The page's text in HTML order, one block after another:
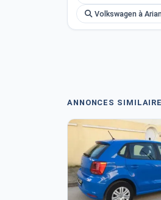
Volkswagen à
ANNONCES